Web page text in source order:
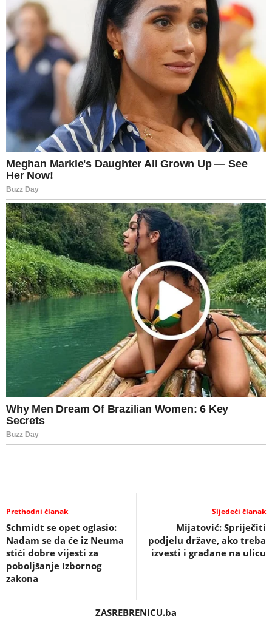
Prethodni članak
Schmidt se opet oglasio:
Nadam se da će iz Neuma
stići dobre vijesti za
poboljšanje Izbornog
zakona
Sljedeći članak
Mijatović: Spriječiti
podjelu države, ako treba
izvesti i građane na ulicu
ZASREBRENICU.ba